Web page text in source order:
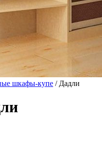
шкафы-купе / Дадли